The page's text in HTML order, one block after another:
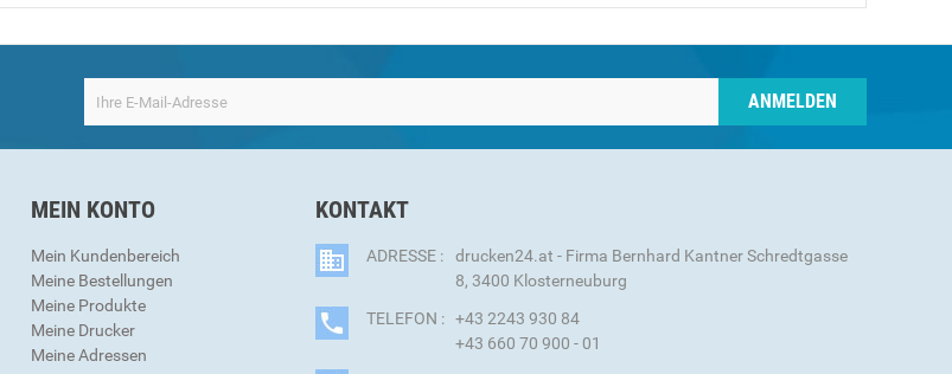
ANMELDEN
MEIN KONTO
Mein Kundenbereich
Meine Bestellungen
Meine Produkte
Meine Drucker
Meine Adressen
KONTAKT
ADRESSE :
drucken24.at - Firma Bernhard Kantner Schredtgasse
8, 3400 Klosterneuburg
TELEFON : +43 2243 930 84
+43 660 70 900 - 01